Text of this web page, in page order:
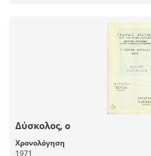
Δύσκολος, ο
Χρονολόγηση
1971